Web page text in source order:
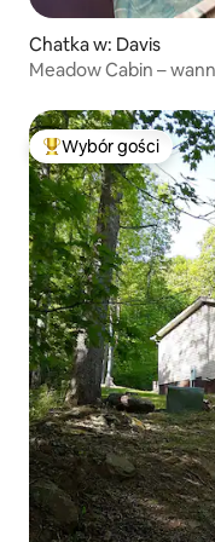
Chatka w: Davis
Meadow Cabin –
Najpopularniejsze z
Wybór gości